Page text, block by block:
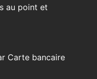
au point et
Carte bancaire